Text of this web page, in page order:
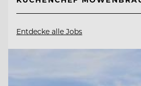
Entdecke alle Jobs